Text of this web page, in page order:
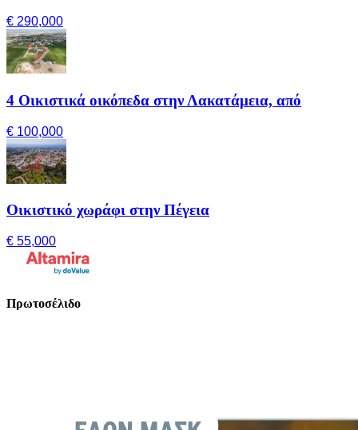
€ 290,000
4 Οικιστικά οικόπεδα στην Λακατάμεια, από
€ 100,000
Οικιστικό χωράφι στην Πέγεια
€ 55,000
Πρωτοσέλιδο